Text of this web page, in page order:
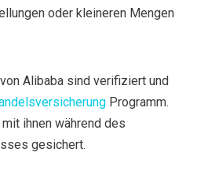
oder kleineren Mengen
Alibaba sind verifiziert und
Programm.
ihnen während des
gesichert.